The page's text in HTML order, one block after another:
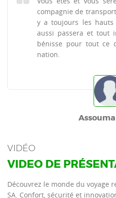
compagnie de
y a toujours les
aussi passera et tout
bénisse pour tout ce
nation.
VIDÉO
VIDEO DE
Découvrez le monde du voyage
SA. Confort, sécurité et